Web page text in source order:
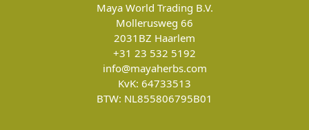
Maya World Trading B.V.
Mollerusweg 66
2031BZ Haarlem
+31 23 532 5192
info@mayaherbs.com
KvK: 64733513
BTW: NL855806795B01